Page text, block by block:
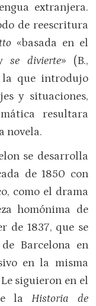
extranjera.
de reescritura
«basada en el
se divierte» (B.,
la que introdujo
y situaciones,
resultara
novela.
se desarrolla
de 1850 con
como el drama
homónima de
de 1837, que se
Barcelona en
en la misma
siguieron en el
laHistoria de